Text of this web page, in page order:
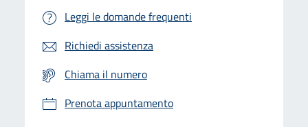
Leggi le domande frequenti
Richiedi assistenza
Chiama il numero
Prenota appuntamento